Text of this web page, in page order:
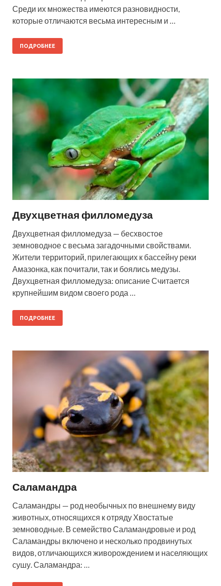
Среди их множества имеются разновидности,
которые отличаются весьма интересным и …
ПОДРОБНЕЕ
Двухцветная филломедуза
Двухцветная филломедуза — бесхвостое
земноводное с весьма загадочными свойствами.
Жители территорий, прилегающих к бассейну реки
Амазонка, как почитали, так и боялись медузы.
Двухцветная филломедуза: описание Считается
крупнейшим видом своего рода …
ПОДРОБНЕЕ
Саламандра
Саламандры — род необычных по внешнему виду
животных, относящихся к отряду Хвостатые
земноводные. В семейство Саламандровые и род
Саламандры включено и несколько продвинутых
видов, отличающихся живорождением и населяющих
сушу. Саламандра: …